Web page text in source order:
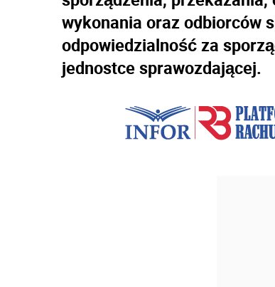
wykonania oraz odbiorców
odpowiedzialność za
jednostce sprawozdającej.